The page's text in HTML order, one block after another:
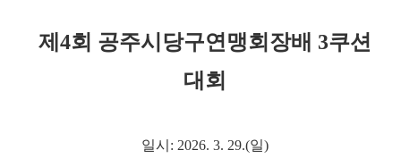
제4회 공주시당구연맹회장배 3쿠션
대회
일시: 2026. 3. 29.(일)